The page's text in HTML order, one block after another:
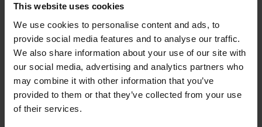
This website uses cookies
We use cookies to personalise content and ads, to
provide social media features and to analyse our traffic.
We also share information about your use of our site with
our social media, advertising and analytics partners who
may combine it with other information that you’ve
provided to them or that they’ve collected from your use
of their services.
Väderstad a accentué à chaque fois le degré de
haute technologie dans le machinisme agricole et
a créé des nouvelles normes à atteindre. Le semis
avec le Rapid est rapidement devenu une norme à
laquelle d'autres techniques de semis se
comparent. Toutes ces machines ont changé la